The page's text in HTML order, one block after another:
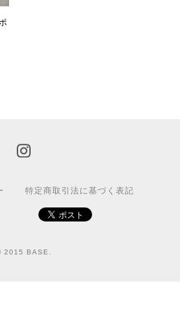
特定商取引法に基づく表記
2015 BASE.